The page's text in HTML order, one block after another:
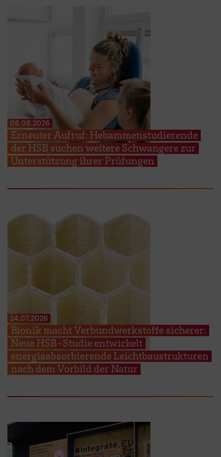
06.08.2026
Erneuter Aufruf: Hebammenstudierende
der HSB suchen weitere Schwangere zur
Unterstützung ihrer Prüfungen
24.07.2026
Bionik macht Verbundwerkstoffe sicherer:
Neue HSB-Studie entwickelt
energieabsorbierende Leichtbaustrukturen
nach dem Vorbild der Natur